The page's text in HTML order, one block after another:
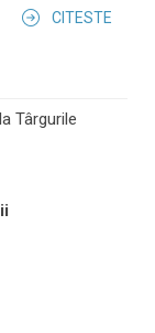
CITESTE
Târgurile